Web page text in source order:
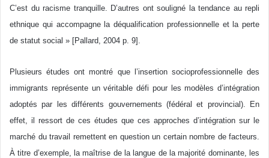
C’est du racisme tranquille. D’autres ont souligné la tendance au repli
ethnique qui accompagne la déqualification professionnelle et la perte
de statut social » [Pallard, 2004 p. 9].
Plusieurs études ont montré que l’insertion socioprofessionnelle des
immigrants représente un véritable défi pour les modèles d’intégration
adoptés par les différents gouvernements (fédéral et provincial). En
effet, il ressort de ces études que ces approches d’intégration sur le
marché du travail remettent en question un certain nombre de facteurs.
À titre d’exemple, la maîtrise de la langue de la majorité dominante, les